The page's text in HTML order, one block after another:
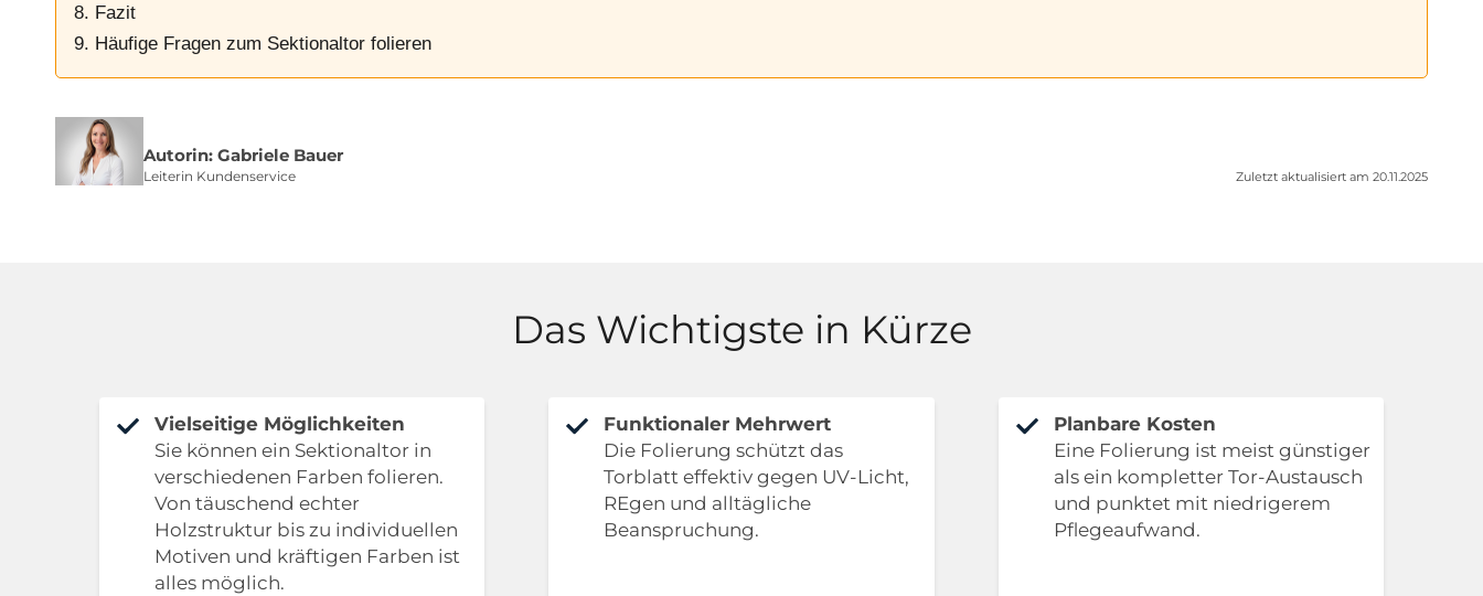
8. Fazit
9. Häufige Fragen zum Sektionaltor folieren
Autorin: Gabriele Bauer
Leiterin Kundenservice Zuletzt aktualisiert am 20.11.2025
Das Wichtigste in Kürze
Vielseitige Möglichkeiten
Sie können ein Sektionaltor in
verschiedenen Farben folieren.
Von täuschend echter
Holzstruktur bis zu individuellen
Motiven und kräftigen Farben ist
alles möglich.
Funktionaler Mehrwert
Die Folierung schützt das
Torblatt effektiv gegen UV-Licht,
REgen und alltägliche
Beanspruchung.
Planbare Kosten
Eine Folierung ist meist günstiger
als ein kompletter Tor-Austausch
und punktet mit niedrigerem
Pflegeaufwand.